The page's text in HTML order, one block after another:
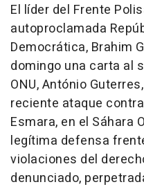
El líder del Frente
autoproclamada
Democrática, Brahim
domingo una carta al
ONU, António
reciente ataque
Esmara, en el Sáhara
legítima defensa
violaciones del
denunciado,